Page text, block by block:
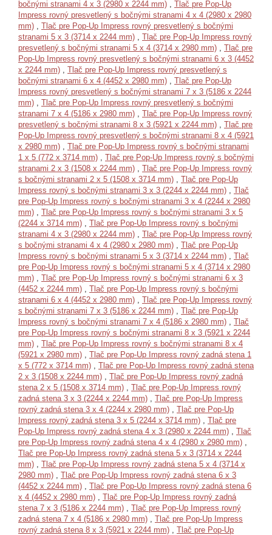
bočnými stranami 4 x 3 (2980 x 2244 mm) , Tlač pre Pop-Up
Impress rovný presvetlený s bočnými stranami 4 x 4 (2980 x 2980
mm) , Tlač pre Pop-Up Impress rovný presvetlený s bočnými
stranami 5 x 3 (3714 x 2244 mm) , Tlač pre Pop-Up Impress rovný
presvetlený s bočnými stranami 5 x 4 (3714 x 2980 mm) , Tlač pre
Pop-Up Impress rovný presvetlený s bočnými stranami 6 x 3 (4452
x 2244 mm) , Tlač pre Pop-Up Impress rovný presvetlený s
bočnými stranami 6 x 4 (4452 x 2980 mm) , Tlač pre Pop-Up
Impress rovný presvetlený s bočnými stranami 7 x 3 (5186 x 2244
mm) , Tlač pre Pop-Up Impress rovný presvetlený s bočnými
stranami 7 x 4 (5186 x 2980 mm) , Tlač pre Pop-Up Impress rovný
presvetlený s bočnými stranami 8 x 3 (5921 x 2244 mm) , Tlač pre
Pop-Up Impress rovný presvetlený s bočnými stranami 8 x 4 (5921
x 2980 mm) , Tlač pre Pop-Up Impress rovný s bočnými stranami
1 x 5 (772 x 3714 mm) , Tlač pre Pop-Up Impress rovný s bočnými
stranami 2 x 3 (1508 x 2244 mm) , Tlač pre Pop-Up Impress rovný
s bočnými stranami 2 x 5 (1508 x 3714 mm) , Tlač pre Pop-Up
Impress rovný s bočnými stranami 3 x 3 (2244 x 2244 mm) , Tlač
pre Pop-Up Impress rovný s bočnými stranami 3 x 4 (2244 x 2980
mm) , Tlač pre Pop-Up Impress rovný s bočnými stranami 3 x 5
(2244 x 3714 mm) , Tlač pre Pop-Up Impress rovný s bočnými
stranami 4 x 3 (2980 x 2244 mm) , Tlač pre Pop-Up Impress rovný
s bočnými stranami 4 x 4 (2980 x 2980 mm) , Tlač pre Pop-Up
Impress rovný s bočnými stranami 5 x 3 (3714 x 2244 mm) , Tlač
pre Pop-Up Impress rovný s bočnými stranami 5 x 4 (3714 x 2980
mm) , Tlač pre Pop-Up Impress rovný s bočnými stranami 6 x 3
(4452 x 2244 mm) , Tlač pre Pop-Up Impress rovný s bočnými
stranami 6 x 4 (4452 x 2980 mm) , Tlač pre Pop-Up Impress rovný
s bočnými stranami 7 x 3 (5186 x 2244 mm) , Tlač pre Pop-Up
Impress rovný s bočnými stranami 7 x 4 (5186 x 2980 mm) , Tlač
pre Pop-Up Impress rovný s bočnými stranami 8 x 3 (5921 x 2244
mm) , Tlač pre Pop-Up Impress rovný s bočnými stranami 8 x 4
(5921 x 2980 mm) , Tlač pre Pop-Up Impress rovný zadná stena 1
x 5 (772 x 3714 mm) , Tlač pre Pop-Up Impress rovný zadná stena
2 x 3 (1508 x 2244 mm) , Tlač pre Pop-Up Impress rovný zadná
stena 2 x 5 (1508 x 3714 mm) , Tlač pre Pop-Up Impress rovný
zadná stena 3 x 3 (2244 x 2244 mm) , Tlač pre Pop-Up Impress
rovný zadná stena 3 x 4 (2244 x 2980 mm) , Tlač pre Pop-Up
Impress rovný zadná stena 3 x 5 (2244 x 3714 mm) , Tlač pre
Pop-Up Impress rovný zadná stena 4 x 3 (2980 x 2244 mm) , Tlač
pre Pop-Up Impress rovný zadná stena 4 x 4 (2980 x 2980 mm) ,
Tlač pre Pop-Up Impress rovný zadná stena 5 x 3 (3714 x 2244
mm) , Tlač pre Pop-Up Impress rovný zadná stena 5 x 4 (3714 x
2980 mm) , Tlač pre Pop-Up Impress rovný zadná stena 6 x 3
(4452 x 2244 mm) , Tlač pre Pop-Up Impress rovný zadná stena 6
x 4 (4452 x 2980 mm) , Tlač pre Pop-Up Impress rovný zadná
stena 7 x 3 (5186 x 2244 mm) , Tlač pre Pop-Up Impress rovný
zadná stena 7 x 4 (5186 x 2980 mm) , Tlač pre Pop-Up Impress
rovný zadná stena 8 x 3 (5921 x 2244 mm) , Tlač pre Pop-Up